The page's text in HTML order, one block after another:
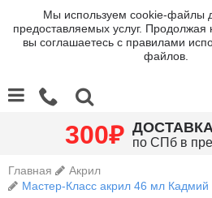
Мы используем cookie-файлы
предоставляемых услуг. Продолжая
вы соглашаетесь с правилами
файлов.
300₽ по СПб в
Главная
Акрил
Мастер-Класс акрил 46 мл